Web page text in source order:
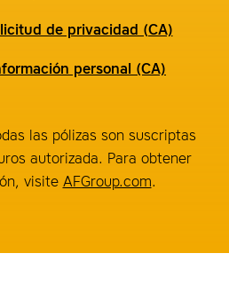
de privacidad (CA)
personal (CA)
las pólizas son suscriptas
autorizada. Para obtener
visite AFGroup.com.